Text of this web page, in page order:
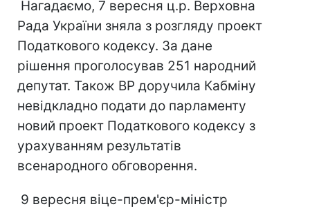
Нагадаємо, 7 вересня ц.р. Верховна
Рада України зняла з розгляду проект
Податкового кодексу. За дане
рішення проголосував 251 народний
депутат. Також ВР доручила Кабміну
невідкладно подати до парламенту
новий проект Податкового кодексу з
урахуванням результатів
всенародного обговорення.
9 вересня віце-прем'єр-міністр